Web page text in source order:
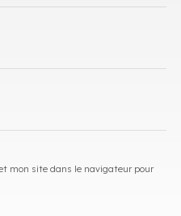
mon site dans le navigateur pour